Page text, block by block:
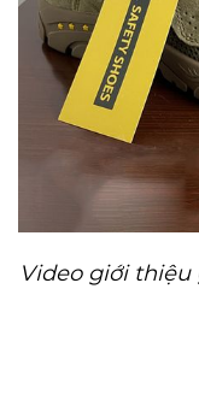
Video giới thiệu